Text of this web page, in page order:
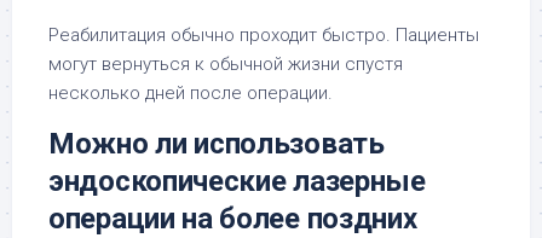
Реабилитация обычно проходит быстро. Пациенты
могут вернуться к обычной жизни спустя
несколько дней после операции.
Можно ли использовать
эндоскопические лазерные
операции на более поздних